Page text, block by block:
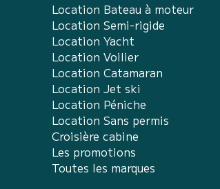
Location Bateau à moteur
Location Semi-rigide
Location Yacht
Location Voilier
Location Catamaran
Location Jet ski
Location Péniche
Location Sans permis
Croisière cabine
Les promotions
Toutes les marques